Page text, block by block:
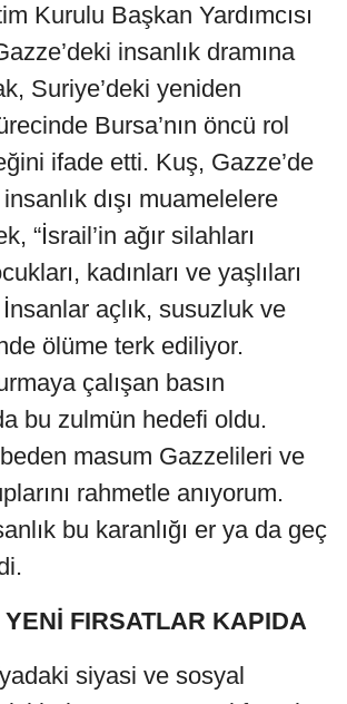
Kurulu Başkan Yardımcısı
insanlık dramına
Suriye’deki yeniden
Bursa’nın öncü rol
ifade etti. Kuş, Gazze’de
dışı muamelelere
“İsrail’in ağır silahları
kadınları ve yaşlıları
açlık, susuzluk ve
ölüme terk ediliyor.
çalışan basın
bu zulmün hedefi oldu.
masum Gazzelileri ve
rahmetle anıyorum.
bu karanlığı er ya da geç
YENİ FIRSATLAR KAPIDA
siyasi ve sosyal